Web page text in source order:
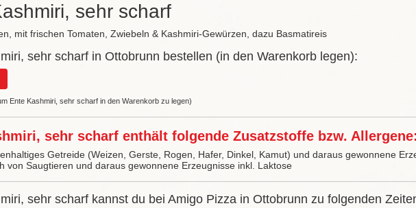
sehr scharf
mit frischen Tomaten, Zwiebeln & Kashmiri-Gewürzen, dazu Basmatireis
sehr scharf in Ottobrunn bestellen (in den Warenkorb legen):
Ente Kashmiri, sehr scharf in den Warenkorb zu legen)
sehr scharf enthält folgende Zusatzstoffe bzw. Allergene:
Getreide (Weizen, Gerste, Rogen, Hafer, Dinkel, Kamut) und daraus gewonnene
von Saugtieren und daraus gewonnene Erzeugnisse inkl. Laktose
sehr scharf kannst du bei Amigo Pizza in Ottobrunn zu folgenden